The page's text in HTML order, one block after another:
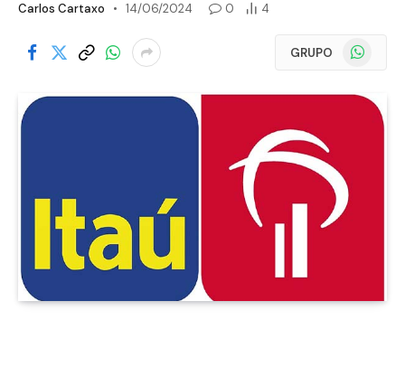
Carlos Cartaxo 14/06/2024 0 4
GRUPO WhatsApp